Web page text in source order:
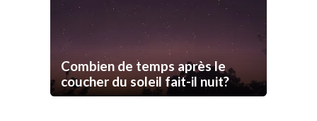
Combien de temps après le
coucher du soleil fait-il nuit?